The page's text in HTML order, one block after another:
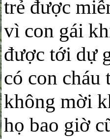
trẻ được
vì con gái
được tới dự
có con cháu
không mời
họ bao giờ